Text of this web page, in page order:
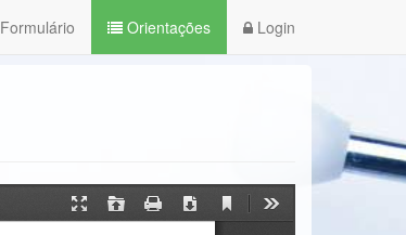
Formulário Orientações Login